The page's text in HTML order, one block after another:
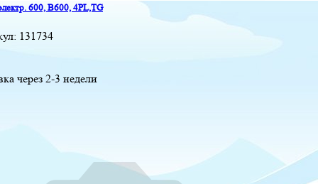
600, B600, 4PL,TG
131734
через 2-3 недели